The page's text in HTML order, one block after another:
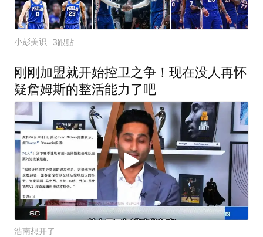
小彭美识 3跟贴
刚刚加盟就开始控卫之争！现在没人再怀
疑詹姆斯的整活能力了吧
浩南想开了